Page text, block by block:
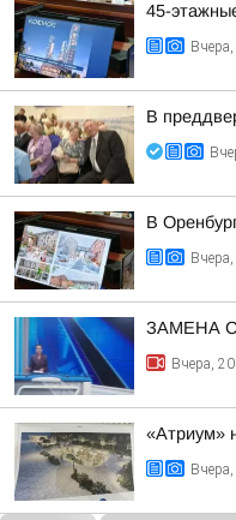
45-
В
В
ЗАМЕНА
Вчера,
«Атриум»